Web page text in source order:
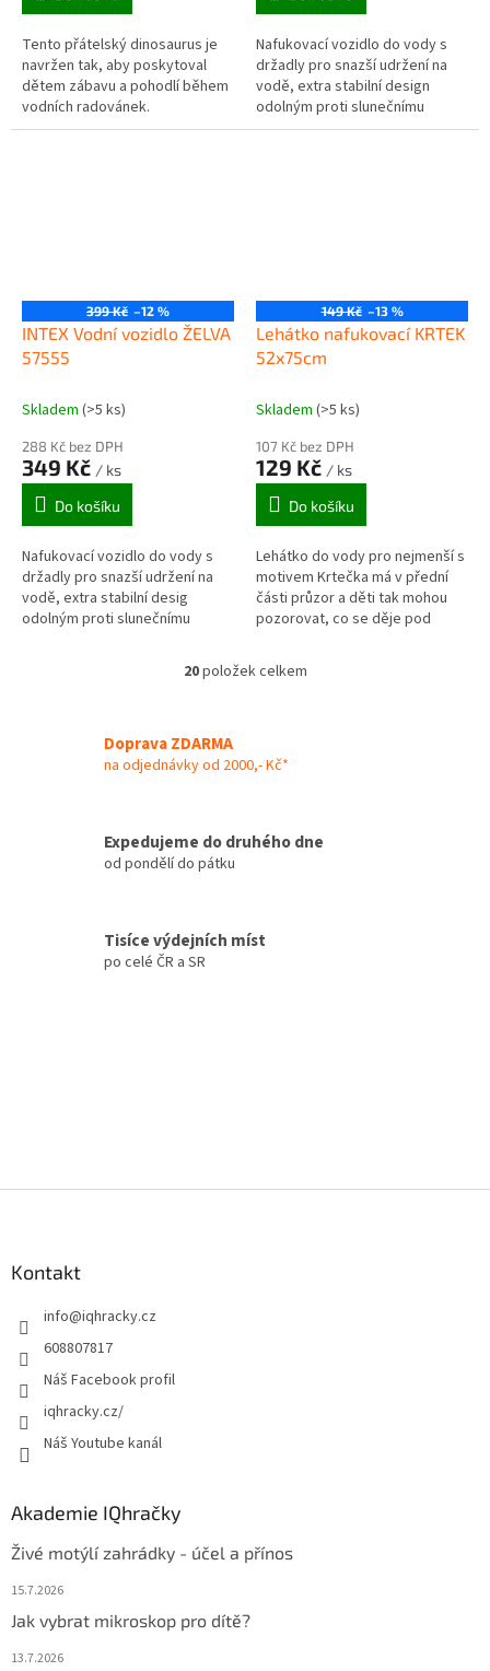
Tento přátelský dinosaurus je
navržen tak, aby poskytoval
dětem zábavu a pohodlí během
vodních radovánek.
Nafukovací vozidlo do vody s
držadly pro snazší udržení na
vodě, extra stabilní design
odolným proti slunečnímu
záření. Dvě nafukovací komory.
399 Kč –12 %
INTEX Vodní vozidlo ŽELVA
57555
Skladem (>5 ks)
288 Kč bez DPH
349 Kč / ks
Do košíku
Nafukovací vozidlo do vody s
držadly pro snazší udržení na
vodě, extra stabilní desig
odolným proti slunečnímu
149 Kč –13 %
Lehátko nafukovací KRTEK
52x75cm
Skladem (>5 ks)
107 Kč bez DPH
129 Kč / ks
Do košíku
Lehátko do vody pro nejmenší s
motivem Krtečka má v přední
části průzor a děti tak mohou
pozorovat, co se děje pod
cm. Cena za 1 ks, barva dle...
O
d
p
y
v
20položek celkem
Doprava ZDARMA
na odjednávky od 2000,- Kč*
Expedujeme do druhého dne
od pondělí do pátku
Tisíce výdejních míst
po celé ČR a SR
Kontakt
info@iqhracky.cz
608807817
Náš Facebook profil
iqhracky.cz/
Náš Youtube kanál
Akademie IQhračky
Živé motýlí zahrádky - účel a přínos
15.7.2026
Jak vybrat mikroskop pro dítě?
13.7.2026